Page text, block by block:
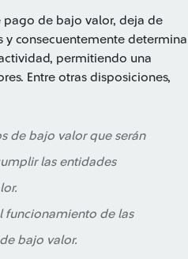
pago de bajo valor, deja de
y consecuentemente determina
permitiendo una
Entre otras disposiciones,
de bajo valor que serán
las entidades
funcionamiento de las
bajo valor.